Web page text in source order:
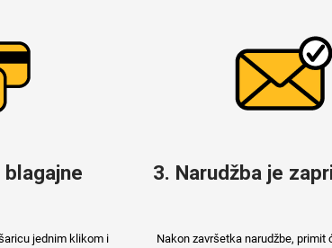
jednim klikom i
3. Narudžba je
Nakon završetka narudžbe, primit